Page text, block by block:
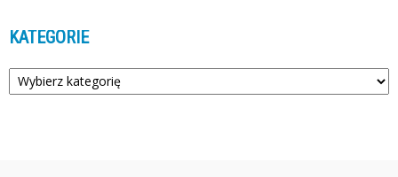
KATEGORIE
Kategorie